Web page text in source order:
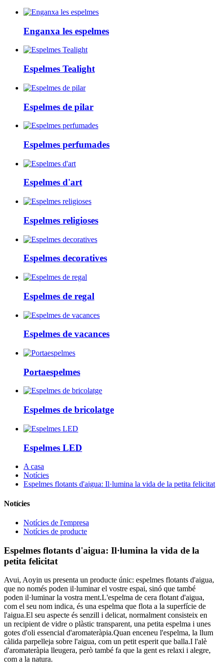
Enganxa les espelmes
Espelmes Tealight
Espelmes de pilar
Espelmes perfumades
Espelmes d'art
Espelmes religioses
Espelmes decoratives
Espelmes de regal
Espelmes de vacances
Portaespelmes
Espelmes de bricolatge
Espelmes LED
A casa
Notícies
Espelmes flotants d'aigua: Il·lumina la vida de la petita felicitat
Notícies
Notícies de l'empresa
Notícies de producte
Espelmes flotants d'aigua: Il·lumina la vida de la
petita felicitat
Avui, Aoyin us presenta un producte únic: espelmes flotants d'aigua,
que no només poden il·luminar el vostre espai, sinó que també
poden il·luminar la vostra ment.L'espelma de cera flotant d'aigua,
com el seu nom indica, és una espelma que flota a la superfície de
l'aigua.El seu aspecte és senzill i delicat, normalment consisteix en
un recipient de vidre o plàstic transparent, una petita espelma i unes
gotes d'oli essencial d'aromateràpia.Quan enceneu l'espelma, la llum
càlida parpelleja sobre l'aigua, com un petit esperit que balla.I l'alè
d'aromateràpia lleugera, però també fa que la gent es relaxi i alegre,
com a la natura.